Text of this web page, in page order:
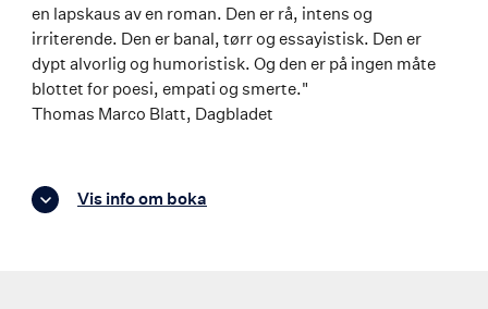
en lapskaus av en roman. Den er rå, intens og
irriterende. Den er banal, tørr og essayistisk. Den er
dypt alvorlig og humoristisk. Og den er på ingen måte
blottet for poesi, empati og smerte."
Thomas Marco Blatt, Dagbladet
Vis info om boka